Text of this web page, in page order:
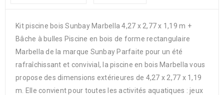
Kit piscine bois Sunbay Marbella 4,27 x 2,77 x 1,19 m +
Bâche à bulles Piscine en bois de forme rectangulaire
Marbella de la marque Sunbay Parfaite pour un été
rafraîchissant et convivial, la piscine en bois Marbella vous
propose des dimensions extérieures de 4,27 x 2,77 x 1,19
m. Elle convient pour toutes les activités aquatiques : jeux